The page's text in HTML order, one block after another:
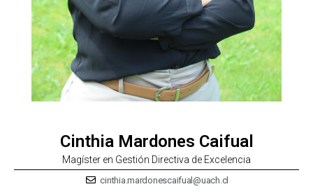
Cinthia Mardones Caifual
Magíster en Gestión Directiva de Excelencia
cinthia.mardonescaifual@uach.cl